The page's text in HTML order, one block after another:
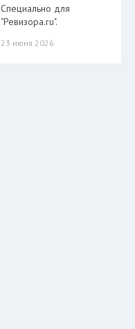
Специально для
"Ревизора.ru".
23 июня 2026